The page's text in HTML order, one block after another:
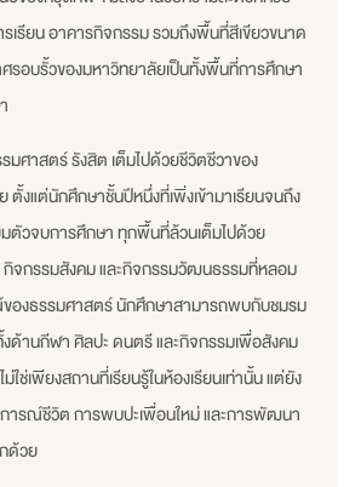
เรียน อาคารกิจกรรม รวมถึงพื้นที่สีเขียวขนาด
รอบรั้วของมหาวิทยาลัยเป็นทั้งพื้นที่การศึกษา
มศาสตร์ รังสิต เต็มไปด้วยชีวิตชีวาของ
งแต่นักศึกษาชั้นปีหนึ่งที่เพิ่งเข้ามาเรียนจนถึง
ตัวจบการศึกษา ทุกพื้นที่ล้วนเต็มไปด้วย
กิจกรรมสังคม และกิจกรรมวัฒนธรรมที่หลอม
องธรรมศาสตร์ นักศึกษาสามารถพบกับชมรม
ด้านกีฬา ศิลปะ ดนตรี และกิจกรรมเพื่อสังคม
ใช่เพียงสถานที่เรียนรู้ในห้องเรียนเท่านั้น แต่ยัง
ารณ์ชีวิต การพบปะเพื่อนใหม่ และการพัฒนา
ด้วย